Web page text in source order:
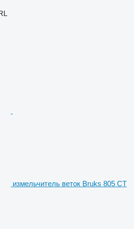
измельчитель веток Bruks 805 CT